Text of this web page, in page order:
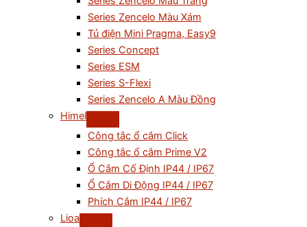
Series Zencelo Màu Xám
Tủ điện Mini Pragma, Easy9
Series Concept
Series ESM
Series S-Flexi
Series Zencelo A Màu Đồng
Himel
Công tắc ổ cắm Click
Công tắc ổ cắm Prime V2
Ổ Cắm Cố Định IP44 / IP67
Ổ Cắm Di Động IP44 / IP67
Phích Cắm IP44 / IP67
Lioa